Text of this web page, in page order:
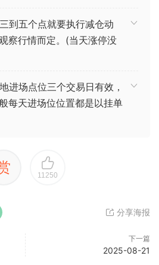
到五个点就要执行减仓动
察行情而定。(当天涨停没
进场点位三个交易日有效，
每天进场位位置都是以挂单
11250
分享海报
下一篇
2025-08-21